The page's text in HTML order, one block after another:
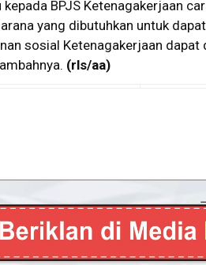
kepada BPJS Ketenagakerjaan
yang dibutuhkan untuk
sosial Ketenagakerjaan dapat
(rls/aa)